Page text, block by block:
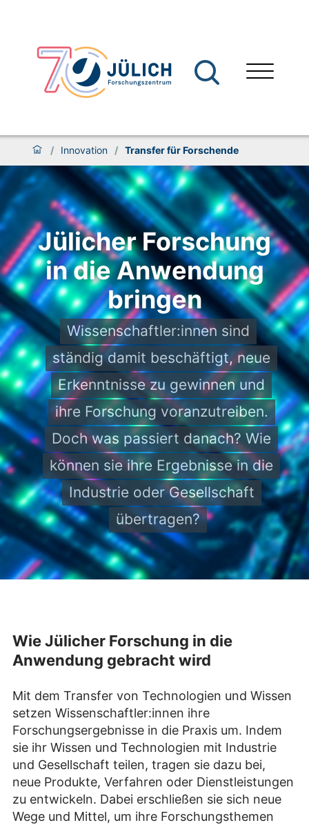
/ Innovation / Transfer für Forschende
Jülicher Forschung
in die Anwendung
bringen
Wissenschaftler:innen sind
ständig damit beschäftigt, neue
Erkenntnisse zu gewinnen und
ihre Forschung voranzutreiben.
Doch was passiert danach? Wie
können sie ihre Ergebnisse in die
Industrie oder Gesellschaft
übertragen?
Wie Jülicher Forschung in die
Anwendung gebracht wird
Mit dem Transfer von Technologien und Wissen
setzen Wissenschaftler:innen ihre
Forschungsergebnisse in die Praxis um. Indem
sie ihr Wissen und Technologien mit Industrie
und Gesellschaft teilen, tragen sie dazu bei,
neue Produkte, Verfahren oder Dienstleistungen
zu entwickeln. Dabei erschließen sie sich neue
Wege und Mittel, um ihre Forschungsthemen